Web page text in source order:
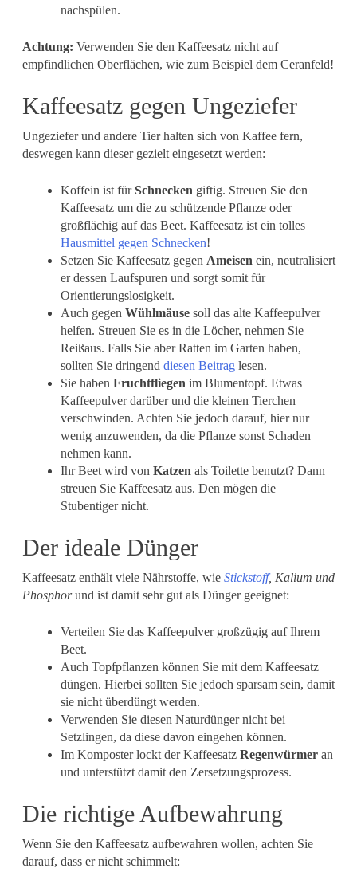
nachspülen.
Achtung: Verwenden Sie den Kaffeesatz nicht auf
empfindlichen Oberflächen, wie zum Beispiel dem Ceranfeld!
Kaffeesatz gegen Ungeziefer
Ungeziefer und andere Tier halten sich von Kaffee fern,
deswegen kann dieser gezielt eingesetzt werden:
Koffein ist fürSchnecken giftig. Streuen Sie den
Kaffeesatz um die zu schützende Pflanze oder
großflächig auf das Beet. Kaffeesatz ist ein tolles
Hausmittel gegen Schnecken!
Setzen Sie Kaffeesatz gegen Ameisen ein, neutralisiert
er dessen Laufspuren und sorgt somit für
Orientierungslosigkeit.
Auch gegen Wühlmäusesoll das alte Kaffeepulver
helfen. Streuen Sie es in die Löcher, nehmen Sie
Reißaus. Falls Sie aber Ratten im Garten haben,
sollten Sie dringend diesen Beitraglesen.
Sie haben Fruchtfliegen im Blumentopf. Etwas
Kaffeepulver darüber und die kleinen Tierchen
verschwinden. Achten Sie jedoch darauf, hier nur
wenig anzuwenden, da die Pflanze sonst Schaden
nehmen kann.
Ihr Beet wird von Katzen als Toilette benutzt? Dann
streuen Sie Kaffeesatz aus. Den mögen die
Stubentiger nicht.
Der ideale Dünger
Kaffeesatz enthält viele Nährstoffe, wie Stickstoff, Kalium und
Phosphorund ist damit sehr gut als Dünger geeignet:
Verteilen Sie das Kaffeepulver großzügig auf Ihrem
Beet.
Auch Topfpflanzen können Sie mit dem Kaffeesatz
düngen. Hierbei sollten Sie jedoch sparsam sein, damit
sie nicht überdüngt werden.
Verwenden Sie diesen Naturdünger nicht bei
Setzlingen, da diese davon eingehen können.
Im Komposter lockt der Kaffeesatz Regenwürmeran
und unterstützt damit den Zersetzungsprozess.
Die richtige Aufbewahrung
Wenn Sie den Kaffeesatz aufbewahren wollen, achten Sie
darauf, dass er nicht schimmelt: